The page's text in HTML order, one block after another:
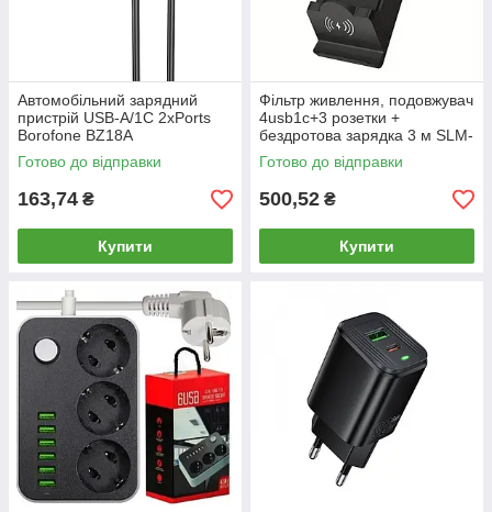
Автомобільний зарядний
пристрій USB-A/1C 2xPorts
Borofone BZ18A
PD20W+QC3.0 + кабель USB
to Type-C to
Готово до відправки
163,74 ₴
Купити
Фільтр живлення, подовжувач
4usb1c+3 розетки +
бездротова зарядка 3 м SLM-
1080/83047
Готово до відправки
500,52 ₴
Купити